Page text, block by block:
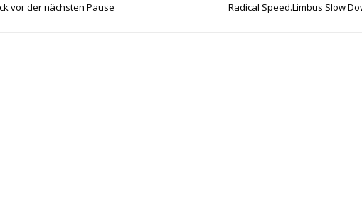
vor der nächsten Pause Radical Speed.Limbus Slow